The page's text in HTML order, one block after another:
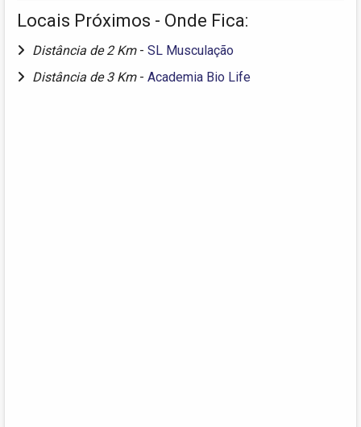
Locais Próximos - Onde Fica:
Distância de 2 Km - SL Musculação
Distância de 3 Km - Academia Bio Life